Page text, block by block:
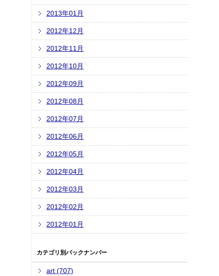
2013年01月
2012年12月
2012年11月
2012年10月
2012年09月
2012年08月
2012年07月
2012年06月
2012年05月
2012年04月
2012年03月
2012年02月
2012年01月
カテゴリ別バックナンバー
art (707)